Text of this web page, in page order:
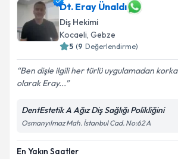
Dt. Eray Ünaldı
Diş Hekimi
Kocaeli, Gebze
5 (9 Değerlendirme)
Ben dişle ilgili her türlü uygulamadan
olarak Eray...
DentEstetik A Ağız Diş Sağlığı Polikliğini
Osmanyılmaz Mah. İstanbul Cad. No:62 A
En Yakın Saatler